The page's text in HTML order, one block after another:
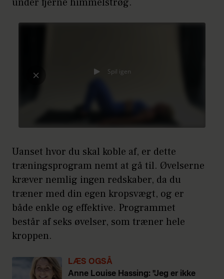
under fjerne himmelstrøg.
Uanset hvor du skal koble af, er dette
træningsprogram nemt at gå til. Øvelserne
kræver nemlig ingen redskaber, da du
træner med din egen kropsvægt, og er
både enkle og effektive. Programmet
består af seks øvelser, som træner hele
kroppen.
LÆS OGSÅ
Anne Louise Hassing: "Jeg er ikke